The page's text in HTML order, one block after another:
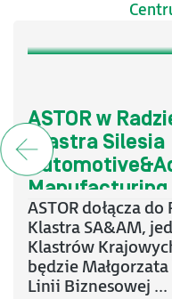
ASTOR w
Klastra Silesia
współtworzyć
ekosystemu
ASTOR dołącza
Klastra SA&AM,
Klastrów
będzie
Linii Biznesowej ...